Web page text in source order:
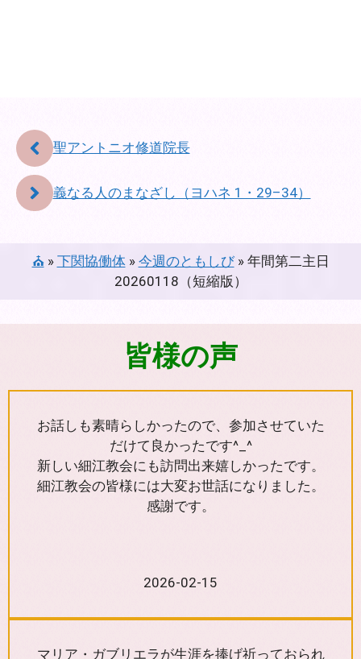
聖アントニオ修道院長
義なる人のまなざし（ヨハネ 1・29–34）
⛪» 下関協働体» 今週のともしび» 年間第二主日
20260118（短縮版）
皆様の声
お話しも素晴らしかったので、参加させていた
だけて良かったです^_^
新しい細江教会にも訪問出来嬉しかったです。
細江教会の皆様には大変お世話になりました。
感謝です。
2026-02-15
マリア・ガブリエラが生涯を捧げ祈っておられ